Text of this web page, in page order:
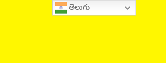
తెలుగు